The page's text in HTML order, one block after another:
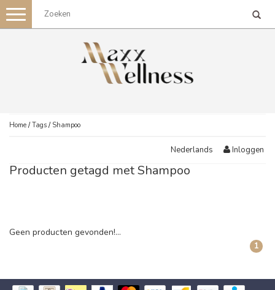
Toggle
navigation
Home /Tags / Shampoo
Nederlands Inloggen
Producten getagd met Shampoo
Geen producten gevonden!...
1